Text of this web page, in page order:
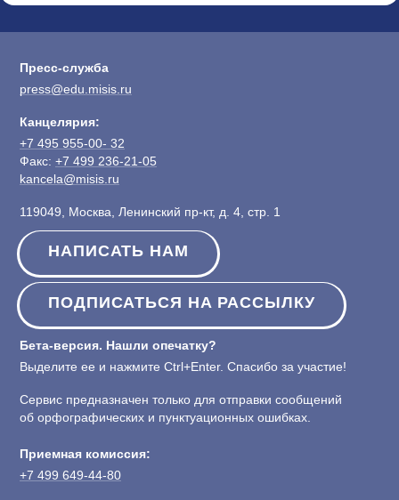
Пресс-служба
press@edu.misis.ru
Канцелярия:
+7 495 955-00- 32
Факс: +7 499 236-21-05
kancela@misis.ru
119049, Москва, Ленинский пр-кт, д. 4, стр. 1
НАПИСАТЬ НАМ
ПОДПИСАТЬСЯ НА РАССЫЛКУ
Бета-версия. Нашли опечатку?
Выделите ее и нажмите Ctrl+Enter. Спасибо за участие!
Сервис предназначен только для отправки сообщений
об орфографических и пунктуационных ошибках.
Приемная комиссия:
+7 499 649-44-80